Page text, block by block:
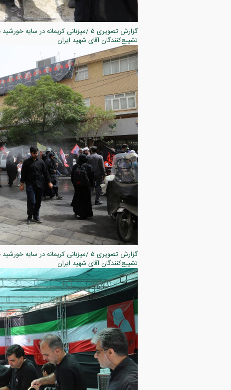
تشییع‌کنندگان آقای شهید ایران
تشییع‌کنندگان آقای شهید ایران